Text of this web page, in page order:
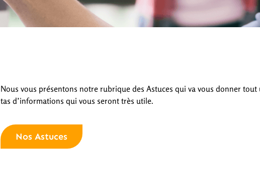
Nous vous présentons notre rubrique des Astuces qui va vous donner tout
tas d’informations qui vous seront très utile.
Nos Astuces